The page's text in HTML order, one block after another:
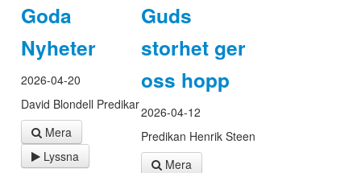
Goda
Nyheter
2026-04-20
David Blondell Predikar
Mera
Lyssna
Guds
storhet ger
oss hopp
2026-04-12
Predikan Henrik Steen
Mera